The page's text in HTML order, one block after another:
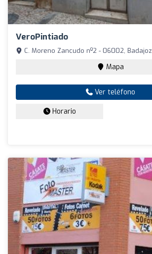
VeroPintiado
C. Moreno Zancudo nº2 - 06002, Badajoz
Mapa
Ver teléfono
Horario